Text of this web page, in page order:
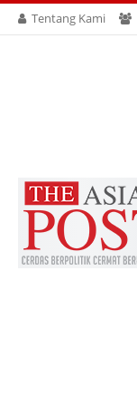
Tentang Kami